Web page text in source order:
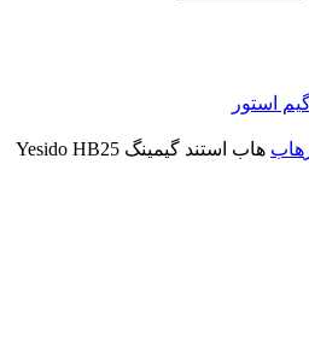
هاب
هاب استند گیمینگ Yesido HB25